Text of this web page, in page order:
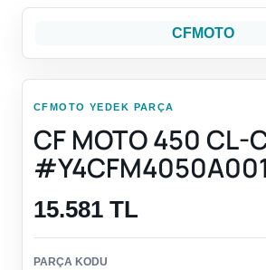
CFMOTO
CFMOTO YEDEK PARÇA
CF MOTO 450 CL-
15.581 TL
PARÇA KODU